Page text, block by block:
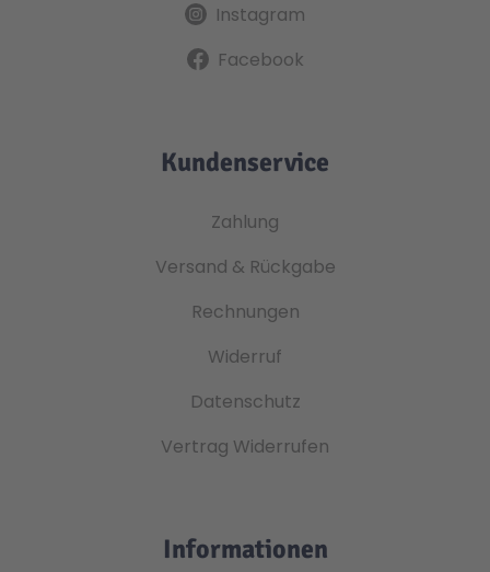
Instagram
Facebook
Kundenservice
Zahlung
Versand & Rückgabe
Rechnungen
Widerruf
Datenschutz
Vertrag Widerrufen
Informationen